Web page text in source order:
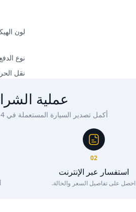
لون
نوع
نقل
عملية
أكمل تصدير السيارة المستعملة في 4 خطوات بسيطة
02
استفسار عبر الإنترنت
احصل على تفاصيل السعر والحالة.